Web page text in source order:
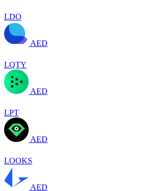
LDO
AED
LQTY
AED
LPT
AED
LOOKS
AED